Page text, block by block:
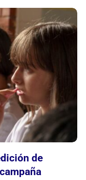
de
la Fundación